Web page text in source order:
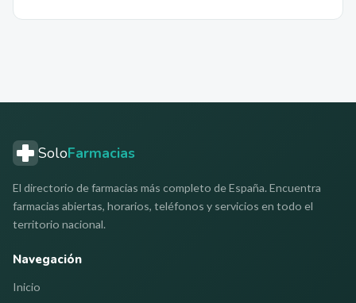
SoloFarmacias
El directorio de farmacias más completo de España. Encuentra
farmacias abiertas, horarios, teléfonos y servicios en todo el
territorio nacional.
Navegación
Inicio